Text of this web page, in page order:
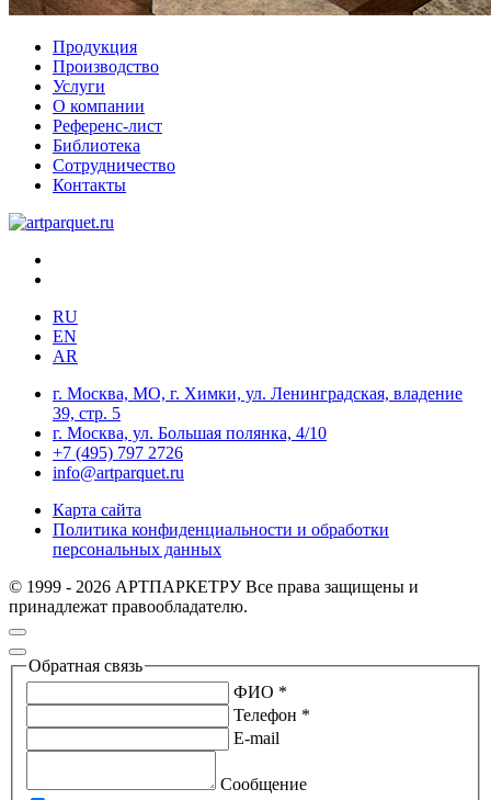
Продукция
Производство
Услуги
О компании
Референс-лист
Библиотека
Сотрудничество
Контакты
RU
EN
AR
г. Москва, МО, г. Химки, ул. Ленинградская, владение
39, стр. 5
г. Москва, ул. Большая полянка, 4/10
+7 (495) 797 2726
info@artparquet.ru
Карта сайта
Политика конфиденциальности и обработки
персональных данных
© 1999 - 2026 АРТПАРКЕТРУ Все права защищены и
принадлежат правообладателю.
Обратная связь
ФИО *
Телефон *
E-mail
Сообщение